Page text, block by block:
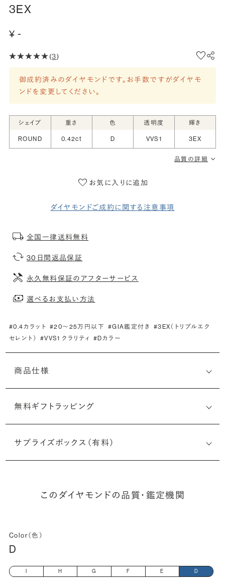
3EX
¥ -
(3)
御成約済みのダイヤモンドです。お手数ですがダイヤモ
ンドを変更してください。
シェイプ 重さ 色 透明度 輝き
ROUND 0.42ct D VVS1 3EX
品質の詳細
お気に入りに追加
ダイヤモンドご成約に関する注意事項
全国一律送料無料
30日間返品保証
永久無料保証のアフターサービス
選べるお支払い方法
#0.4カラット #20〜25万円以下 #GIA鑑定付き #3EX（トリプルエク
セレント）
#VVS1 クラリティ #Dカラー
商品仕様
無料ギフトラッピング
サプライズボックス（有料）
このダイヤモンドの品質・鑑定機関
Color（色）
D
H G F E D